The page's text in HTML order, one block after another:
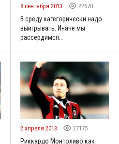
8 сентября 2013 22670
В среду категорически надо
выигрывать. Иначе мы
рассердимся…
2 апреля 2013 27175
Риккардо Монтоливо как